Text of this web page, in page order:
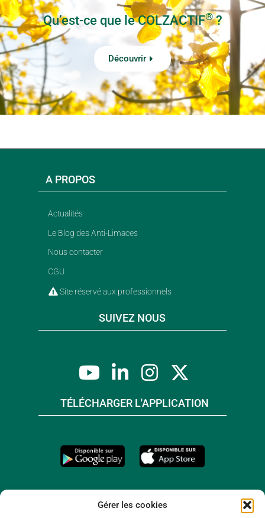
Gérer les cookies
Qu’est-ce que le COLZACTIF®?
Découvrir
A PROPOS
Actualités
Le Blog des Anti-Limaces
Nous contacter
CGU
Site réservé aux professionnels
SUIVEZ NOUS
TÉLÉCHARGER L'APPLICATION